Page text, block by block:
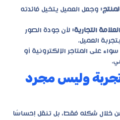
وجعل العميل يتخيل فائدته
التجارية: لأن جودة الصور
العميل.
سواء على المتاجر الإلكترونية أو
تجربة وليس مجرد
من خلال شكله فقط، بل تنقل إحساسًا